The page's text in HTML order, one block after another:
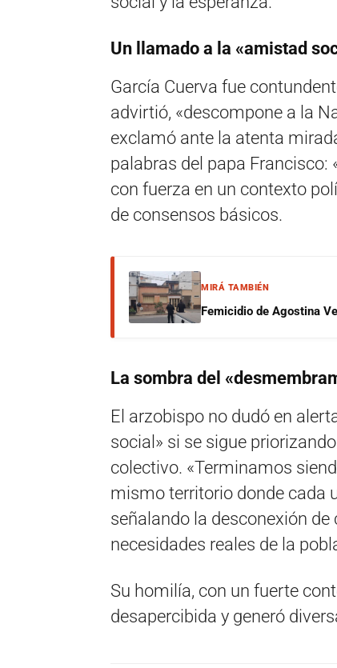
Un llamado a la «amistad
García Cuerva fue
advirtió, «descompone a la
exclamó ante la atenta
palabras del papa Francisco:
con fuerza en un contexto
de consensos básicos.
MIRÁ TAMBIÉN
Femicidio de Agostina
La sombra del
El arzobispo no dudó en
social» si se sigue
colectivo. «Terminamos
mismo territorio donde cada
señalando la desconexión
necesidades reales de la
Su homilía, con un fuerte
desapercibida y generó